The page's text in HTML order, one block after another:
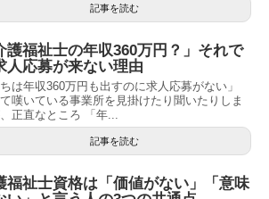
記事を読む
護福祉士の年収360万円？」それで
人応募が来ない理由
ちは年収360万円も出すのに求人応募がない」
嘆いている事業所を見掛けたり聞いたりしま
正直なところ 「年...
記事を読む
福祉士資格は「価値がない」「意味